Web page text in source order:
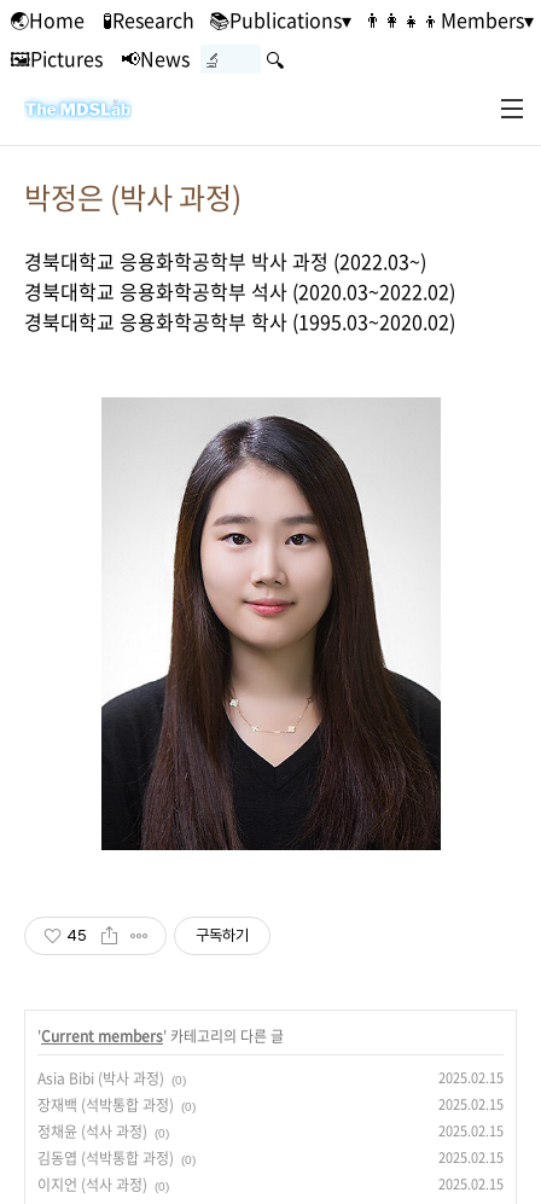
🌏Home 🧪Research 📚Publications▾ 👨‍👩‍👧‍👦Members▾
🖼Pictures
📢News 🔍
본문 바로가기
박정은 (박사 과정)
경북대학교 응용화학공학부 박사 과정 (2022.03~)
경북대학교 응용화학공학부 석사 (2020.03~2022.02)
경북대학교 응용화학공학부 학사 (1995.03~2020.02)
45 구독하기
'Current members' 카테고리의 다른 글
Asia Bibi (박사 과정)
(0) 2025.02.15
장재백 (석박통합 과정) (0) 2025.02.15
정채윤 (석사 과정) (0) 2025.02.15
김동엽 (석박통합 과정) (0) 2025.02.15
이지언 (석사 과정) (0) 2025.02.15